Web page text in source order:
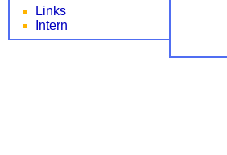
Links
Intern